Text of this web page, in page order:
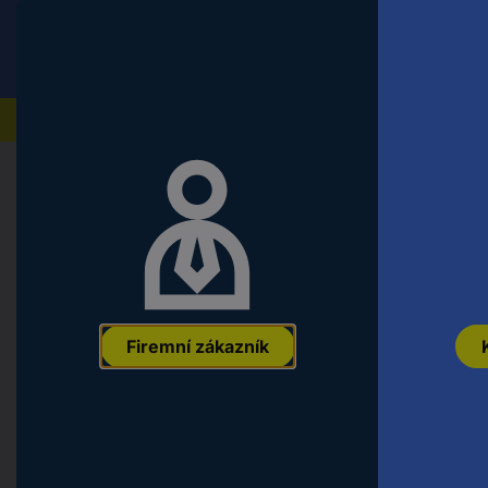
Firemní zákazník
Auto, volný čas a domácnost
mosaz čtyřhranný profil (d x š x v)
2050000083921 Označení výrobce: Objednací číslo: